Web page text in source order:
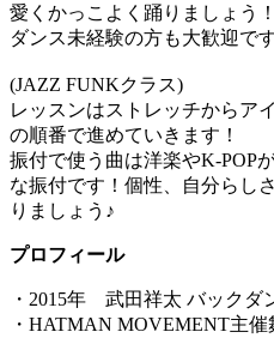
愛くかっこよく踊りましょう！
ダンス未経験の方も大歓迎で
(JAZZ FUNKクラス)
レッスンはストレッチからア
の順番で進めていきます！
振付で使う曲は洋楽やK-POP
な振付です！個性、自分らし
りましょう♪
プロフィール
・2015年 武田祥太 バックダ
・HATMAN MOVEMENT主催